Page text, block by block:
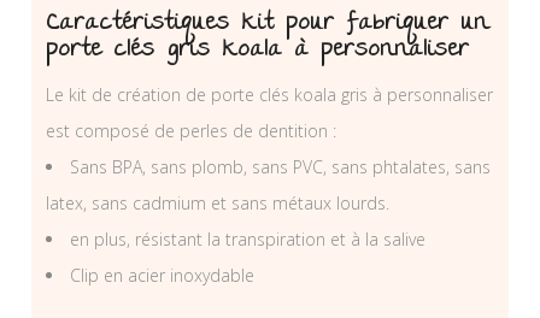
Caractéristiques kit pour fabriquer un
porte clés gris koala à personnaliser
Le kit de création de porte clés koala gris à personnaliser
est composé de perles de dentition :
Sans BPA, sans plomb, sans PVC, sans phtalates, sans
latex, sans cadmium et sans métaux lourds.
en plus, résistant la transpiration et à la salive
Clip en acier inoxydable